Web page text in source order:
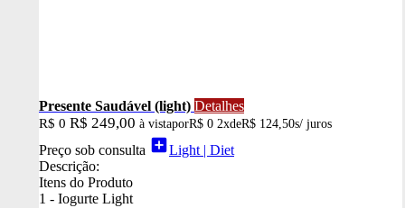
Presente Saudável (light) Detalhes
R$ 0 R$ 249,00 à vistaporR$ 0 2xdeR$ 124,50s/ juros
Preço sob consulta add_boxLight | Diet
Descrição:
Itens do Produto
1 - Iogurte Light